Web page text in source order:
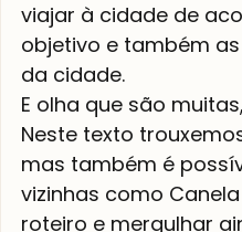
viajar à cidade de
objetivo e também
da cidade.
E olha que são
Neste texto
mas também é
vizinhas como
roteiro e mergulhar